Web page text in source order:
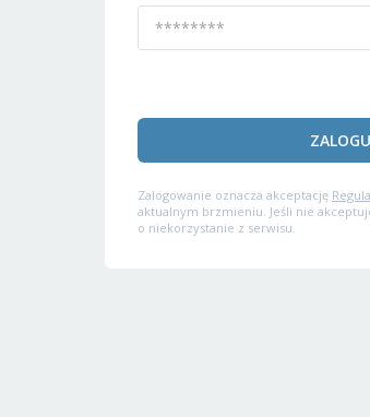
Zalogowanie oznacza akceptację
aktualnym brzmieniu. Jeśli nie
o niekorzystanie z serwisu.